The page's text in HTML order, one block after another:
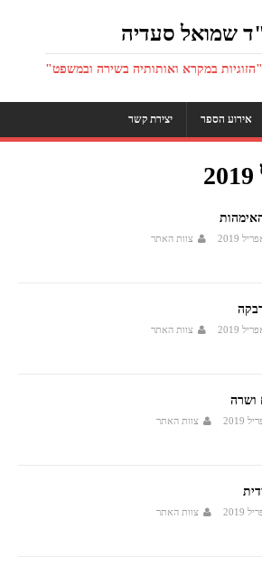
שמואל סעדיה
במקרא ואותותיה בשירה ובמשפט"
אירוע הספר יצירת קשר
צוות האתר
צוות האתר
ושרה
צוות האתר
צוות האתר